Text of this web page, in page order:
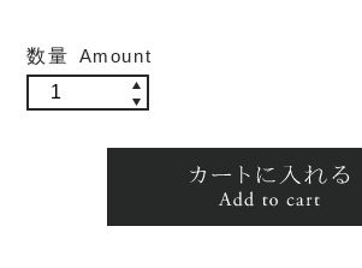
数量 Amount